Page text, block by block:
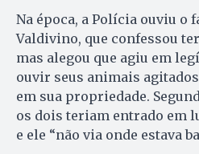
Na época, a Polícia ouviu o
Valdivino, que confessou
mas alegou que agiu em
ouvir seus animais
em sua propriedade.
os dois teriam entrado em
e ele “não via onde estava